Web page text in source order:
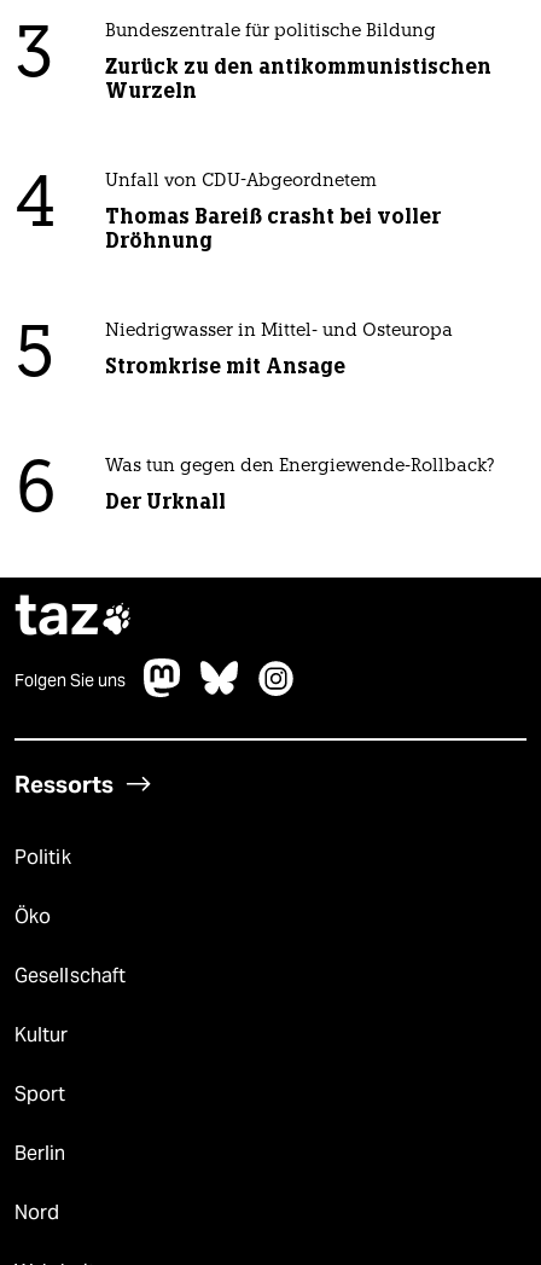
3 Bundeszentrale für politische Bildung
Zurück zu den antikommunistischen
Wurzeln
4 Unfall von CDU-Abgeordnetem
Thomas Bareiß crasht bei voller
Dröhnung
5 Niedrigwasser in Mittel- und Osteuropa
Stromkrise mit Ansage
6 Was tun gegen den Energiewende-Rollback?
Der Urknall
taz
Folgen Sie uns
Ressorts
Politik
Öko
Gesellschaft
Kultur
Sport
Berlin
Nord